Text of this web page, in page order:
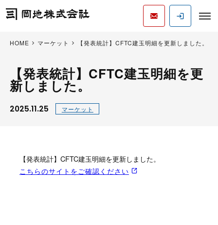
HOME マーケット 【発表統計】CFTC建玉明細を更新しました。
【発表統計】CFTC建玉明細を更
新しました。
2025.11.25 マーケット
【発表統計】CFTC建玉明細を更新しました。
こちらのサイトをご確認ください